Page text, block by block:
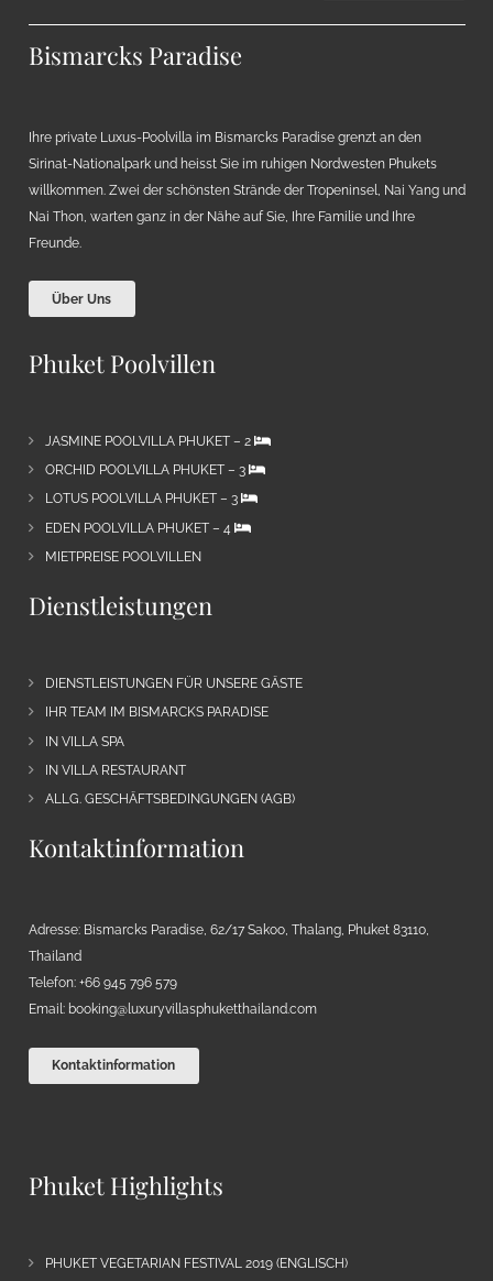
Bismarcks Paradise
Ihre private Luxus-Poolvilla im Bismarcks Paradise grenzt an den
Sirinat-Nationalpark und heisst Sie im ruhigen Nordwesten Phukets
willkommen. Zwei der schönsten Strände der Tropeninsel, Nai Yang und
Nai Thon, warten ganz in der Nähe auf Sie, Ihre Familie und Ihre
Freunde.
Über Uns
Phuket Poolvillen
JASMINE POOLVILLA PHUKET – 2
ORCHID POOLVILLA PHUKET – 3
LOTUS POOLVILLA PHUKET – 3
EDEN POOLVILLA PHUKET – 4
MIETPREISE POOLVILLEN
Dienstleistungen
DIENSTLEISTUNGEN FÜR UNSERE GÄSTE
IHR TEAM IM BISMARCKS PARADISE
IN VILLA SPA
IN VILLA RESTAURANT
ALLG. GESCHÄFTSBEDINGUNGEN (AGB)
Kontaktinformation
Adresse: Bismarcks Paradise, 62/17 Sakoo, Thalang, Phuket 83110,
Thailand
Telefon: +66 945 796 579
Email: booking@luxuryvillasphuketthailand.com
Kontaktinformation
Phuket Highlights
PHUKET VEGETARIAN FESTIVAL 2019 (ENGLISCH)